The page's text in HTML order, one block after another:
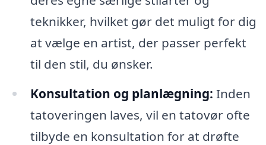
teknikker, hvilket gør det muligt for dig
at vælge en artist, der passer perfekt
til den stil, du ønsker.
Konsultation og planlægning: Inden
tatoveringen laves, vil en tatovør ofte
tilbyde en konsultation for at drøfte